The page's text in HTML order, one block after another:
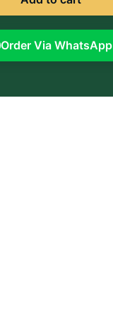
Order Via WhatsApp